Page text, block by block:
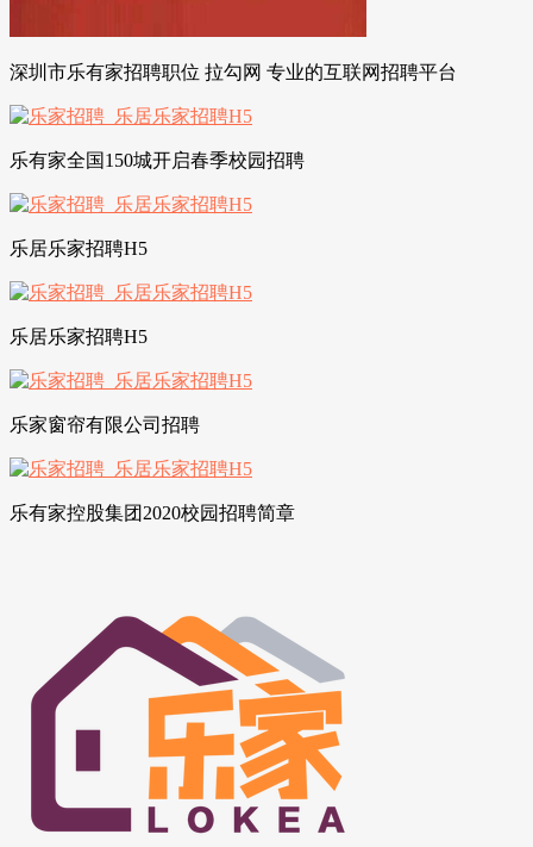
深圳市乐有家招聘职位 拉勾网 专业的互联网招聘平台
乐有家全国150城开启春季校园招聘
乐居乐家招聘H5
乐居乐家招聘H5
乐家窗帘有限公司招聘
乐有家控股集团2020校园招聘简章